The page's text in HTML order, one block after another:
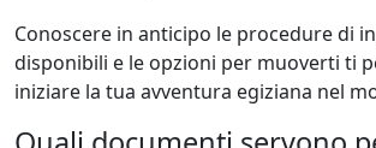
Conoscere in anticipo le procedure di
disponibili e le opzioni per muoverti ti
iniziare la tua avventura egiziana nel